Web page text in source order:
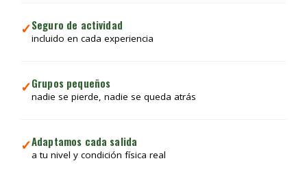
✓Seguro de actividad
incluido en cada experiencia
✓Grupos pequeños
nadie se pierde, nadie se queda atrás
✓Adaptamos cada salida
a tu nivel y condición física real